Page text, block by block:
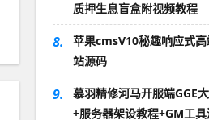
质押生息盲盒附视频教程
8.
苹果cmsV10秘趣响应式
站源码
9.
慕羽精修河马开服端GGE
+服务器架设教程+GM工